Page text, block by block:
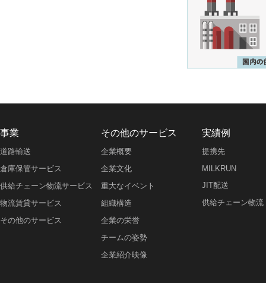
事業
道路輸送
倉庫保管サービス
供給チェーン物流サービス
物流賃貸サービス
その他のサービス
その他のサービス
企業概要
企業文化
重大なイベント
組織構造
企業の栄誉
チームの姿勢
企業紹介映像
実績例
提携先
MILKRUN
JIT配送
供給チェーン物流